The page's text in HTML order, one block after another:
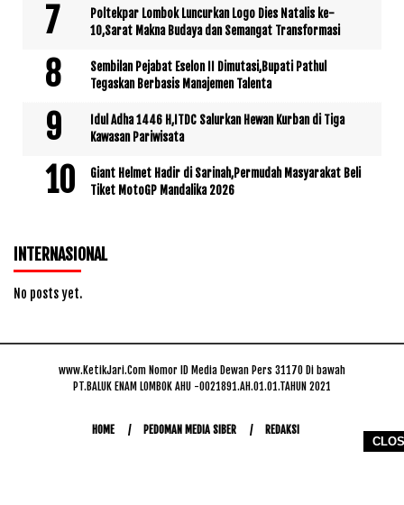
Poltekpar Lombok Luncurkan Logo Dies Natalis ke-
10,Sarat Makna Budaya dan Semangat Transformasi
Sembilan Pejabat Eselon II Dimutasi,Bupati Pathul
Tegaskan Berbasis Manajemen Talenta
Idul Adha 1446 H,ITDC Salurkan Hewan Kurban di Tiga
Kawasan Pariwisata
Giant Helmet Hadir di Sarinah,Permudah Masyarakat Beli
Tiket MotoGP Mandalika 2026
INTERNASIONAL
No posts yet.
www.KetikJari.Com Nomor ID Media Dewan Pers 31170 Di bawah
PT.BALUK ENAM LOMBOK AHU -0021891.AH.01.01.TAHUN 2021
HOME PEDOMAN MEDIA SIBER REDAKSI